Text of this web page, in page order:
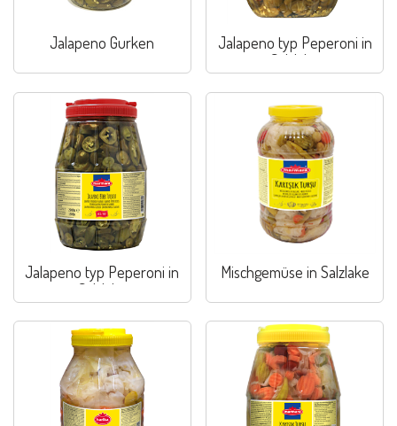
Jalapeno Gurken
Jalapeno typ Peperoni in
Salzlake
Jalapeno typ Peperoni in
Salzlake
Mischgemüse in Salzlake